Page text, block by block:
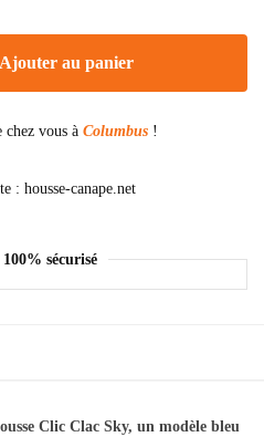
Ajouter au panier
vous à Columbus !
sécurisé
Clic Clac Sky, un modèle bleu